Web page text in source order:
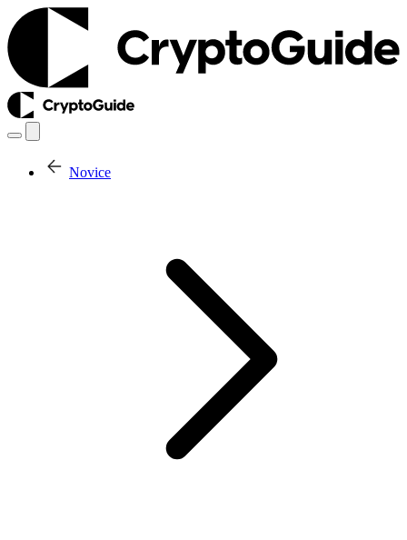
Novice